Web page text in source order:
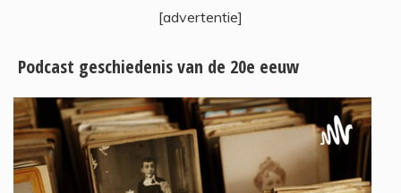
[advertentie]
Podcast geschiedenis van de 20e eeuw